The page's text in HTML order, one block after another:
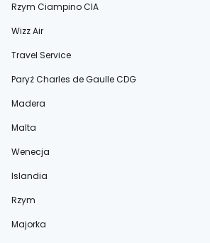
Rzym Ciampino CIA
Wizz Air
Travel Service
Paryż Charles de Gaulle CDG
Madera
Malta
Wenecja
Islandia
Rzym
Majorka